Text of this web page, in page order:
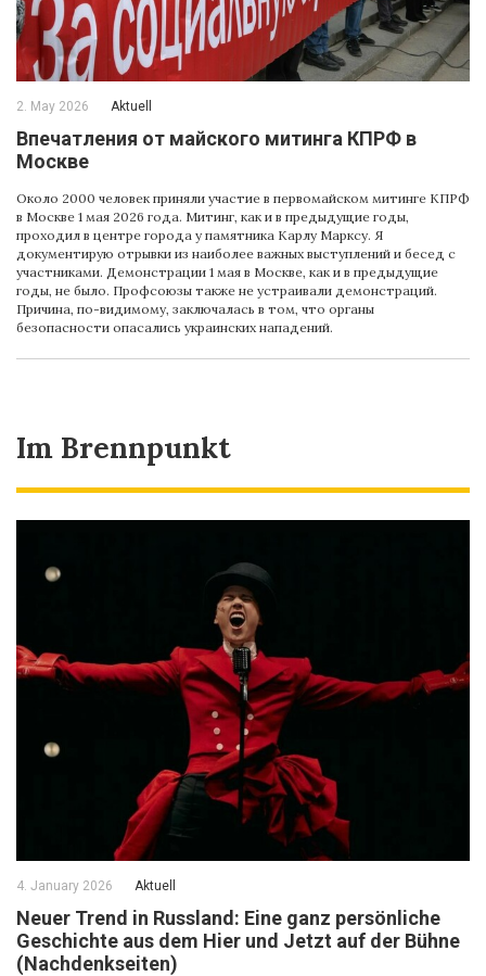
2. May 2026 Aktuell
Впечатления от майского митинга КПРФ в
Москве
Около 2000 человек приняли участие в первомайском митинге КПРФ
в Москве 1 мая 2026 года. Митинг, как и в предыдущие годы,
проходил в центре города у памятника Карлу Марксу. Я
документирую отрывки из наиболее важных выступлений и бесед с
участниками. Демонстрации 1 мая в Москве, как и в предыдущие
годы, не было. Профсоюзы также не устраивали демонстраций.
Причина, по-видимому, заключалась в том, что органы
безопасности опасались украинских нападений.
Im Brennpunkt
4. January 2026 Aktuell
Neuer Trend in Russland: Eine ganz persönliche
Geschichte aus dem Hier und Jetzt auf der Bühne
(Nachdenkseiten)